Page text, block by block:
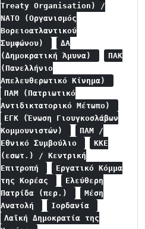
Treaty Organisation) /
NATO (Οργανισμός
Βορειοατλαντικού
Συμφώνου)
ΔΑ
(Δημοκρατική Άμυνα)
ΠΑΚ
(Πανελλήνιο
Απελευθερωτικό Κίνημα)
ΠΑΜ (Πατριωτικό
Αντιδικτατορικό Μέτωπο)
ΕΓΚ (Ένωση Γιουγκοσλάβων
Κομμουνιστών)
ΠΑΜ /
Εθνικό Συμβούλιο
ΚΚΕ
(εσωτ.) / Κεντρική
Επιτροπή
Εργατικό Κόμμα
της Κορέας
Ελεύθερη
Πατρίδα (περ.)
Μέση
Ανατολή
Ιορδανία
Λαϊκή Δημοκρατία της